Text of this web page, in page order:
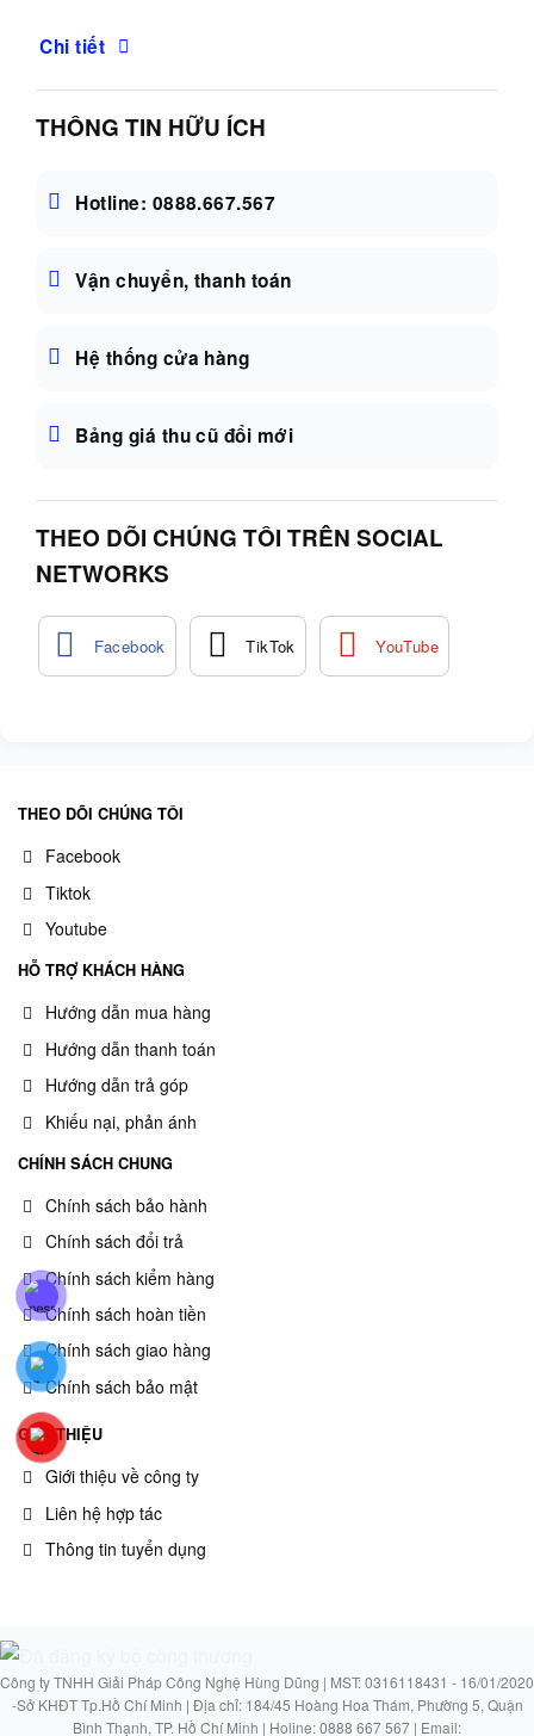
Chi tiết
THÔNG TIN HỮU ÍCH
Hotline: 0888.667.567
Vận chuyển, thanh toán
Hệ thống cửa hàng
Bảng giá thu cũ đổi mới
THEO DÕI CHÚNG TÔI TRÊN SOCIAL
NETWORKS
THEO DÕI CHÚNG TÔI
Facebook
Tiktok
Youtube
HỖ TRỢ KHÁCH HÀNG
Hướng dẫn mua hàng
Hướng dẫn thanh toán
Hướng dẫn trả góp
Khiếu nại, phản ánh
CHÍNH SÁCH CHUNG
Chính sách bảo hành
Chính sách đổi trả
Chính sách kiểm hàng
Chính sách hoàn tiền
Chính sách giao hàng
Chính sách bảo mật
GIỚI THIỆU
Giới thiệu về công ty
Liên hệ hợp tác
Thông tin tuyển dụng
Công ty TNHH Giải Pháp Công Nghệ Hùng Dũng | MST: 0316118431 - 16/01/2020
-Sở KHĐT Tp.Hồ Chí Minh | Địa chỉ: 184/45 Hoàng Hoa Thám, Phường 5, Quận
Bình Thạnh, TP. Hồ Chí Minh | Holine: 0888 667 567 | Email: